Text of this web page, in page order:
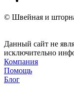
© Швейная и
Данный сайт не
исключительно
Компания
Помощь
Блог